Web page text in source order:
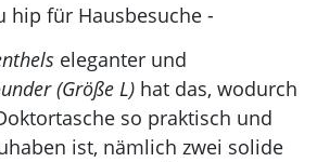
hip für Hausbesuche -
eleganter und
(Größe L) hat das, wodurch
so praktisch und
ist, nämlich zwei solide